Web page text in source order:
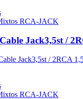
RCA-JACK
Jack3,5st /
RCA-JACK